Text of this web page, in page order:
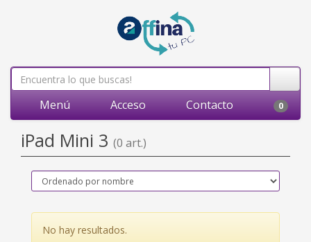
Menú Acceso Contacto 0
iPad Mini 3 (0 art.)
No hay resultados.